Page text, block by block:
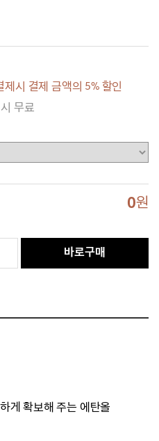
제시 결제 금액의 5% 할인
무료
0원
바로구매
게 확보해 주는 에탄올